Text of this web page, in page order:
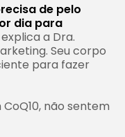
de pelo
dia para
explica a Dra.
Seu corpo
para fazer
não sentem